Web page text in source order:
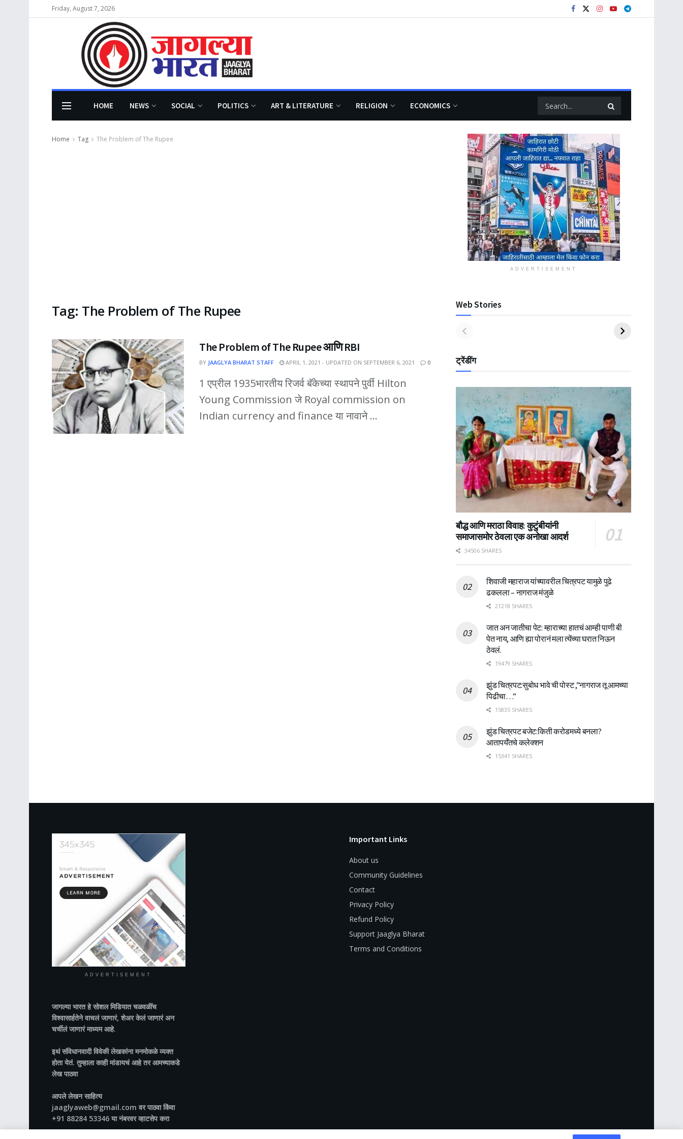
Friday, August 7, 2026
HOME NEWS SOCIAL POLITICS ART & LITERATURE RELIGION ECONOMICS
Home Tag The Problem of The Rupee
Tag: The Problem of The Rupee
The Problem of The Rupee आणि RBI
BY JAAGLYA BHARAT STAFF APRIL 1, 2021 - UPDATED ON SEPTEMBER 6, 2021 0
1 एप्रील 1935भारतीय रिजर्व बॅकेच्या स्थापने पुर्वी Hilton
Young Commission जे Royal commission on
Indian currency and finance या नावाने ...
ADVERTISEMENT
Web Stories
ट्रेंडींग
बौद्ध आणि मराठा विवाह: कुटुंबीयांनी
समाजासमोर ठेवला एक अनोखा आदर्श
34506 SHARES
शिवाजी महाराज यांच्यावरील चित्रपट यामुळे पुढे
ढकलला – नागराज मंजुळे
21218 SHARES
जात अन जातीचा पेट: म्हाराच्या हातचं आम्ही पाणी बी
पेत नाय, आणि ह्या पोरानं मला त्येंच्या घरात निऊन
ठेवलं.
19479 SHARES
झुंड चित्रपट:सुबोध भावे ची पोस्ट ,”नागराज तू आमच्या
पिढीचा…”
15835 SHARES
झुंड चित्रपट बजेट:किती करोडमध्ये बनला?
आतापर्यँतचे कलेक्शन
15341 SHARES
ADVERTISEMENT
जागल्या भारतहे सोशल मिडियात चळवळींच
विश्वासार्हतेने वाचलं जाणारं, शेअर केलं जाणारं अन
चर्चीलं जाणारं माध्यम आहे.
इथं संविधानवादी विवेकी लेखकांना मनमोकळे व्यक्त
होता येतं. तुम्हाला काही मांडायचं आहे तर आमच्याकडे
लेख पाठवा
आपले लेखन साहित्य
jaaglyaweb@gmail.com वर पाठवा किंवा
+91 88284 53346 या नंबरवर व्हाटसेप करा
Important Links
About us
Community Guidelines
Contact
Privacy Policy
Refund Policy
Support Jaaglya Bharat
Terms and Conditions